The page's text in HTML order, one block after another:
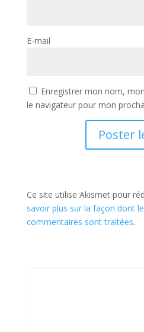
E-mail
Enregistrer mon nom,
le navigateur pour mon
Ce site utilise Akismet pour
savoir plus sur la façon dont
commentaires sont traitées.